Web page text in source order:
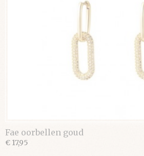
Fae oorbellen goud
€ 17,95